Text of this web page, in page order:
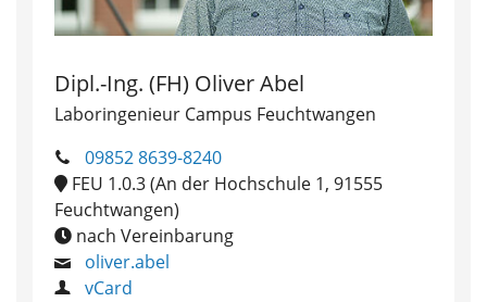
Dipl.-Ing. (FH) Oliver Abel
Laboringenieur Campus Feuchtwangen
09852 8639-8240
FEU 1.0.3 (An der Hochschule 1, 91555
Feuchtwangen)
nach Vereinbarung
oliver.abel
vCard